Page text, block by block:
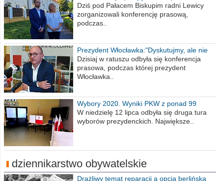
Wiesława Meringa
Dziś pod Pałacem Biskupim radni Lewicy
zorganizowali konferencję prasową,
podczas..
Prezydent Włocławka:"Dyskutujmy, ale nie
obrażajmy się”
Dzisiaj w ratuszu odbyła się konferencja
prasowa, podczas której prezydent
Włocławka..
Wybory 2020. Wyniki PKW z ponad 99
procent obwodów
W niedzielę 12 lipca odbyła się druga tura
wyborów prezydenckich. Największe..
dziennikarstwo obywatelskie
Drażliwy temat reparacji a opcja berlińska